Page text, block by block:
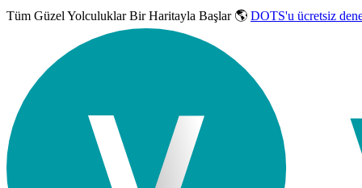
Tüm Güzel YolculuklarBir Haritayla Başlar 🌎 DOTS'u ücretsiz